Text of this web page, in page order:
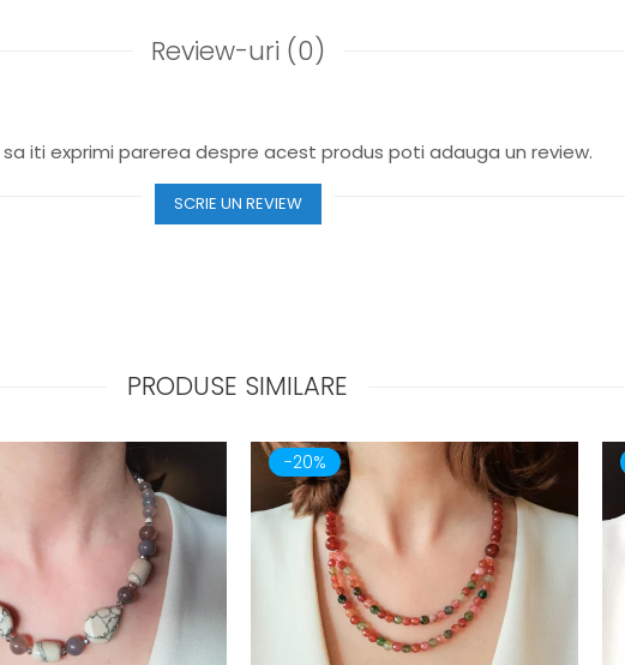
Review-uri (0)
iti exprimi parerea despre acest produs poti adauga un review.
SCRIE UN REVIEW
PRODUSE SIMILARE
-20%